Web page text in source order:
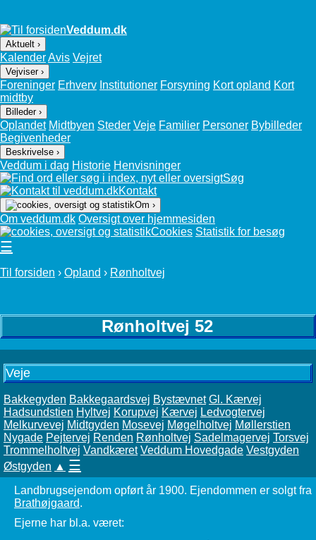
Veddum.dk
Aktuelt ›
KalenderAvis Vejret
Vejviser ›
Foreninger Erhverv Institutioner Forsyning Kort opland Kort
midtby
Billeder ›
Oplandet Midtbyen Steder Veje Familier Personer Bybilleder
Begivenheder
Beskrivelse ›
Veddum i dag Historie Henvisninger
Søg
Kontakt
Om ›
Om veddum.dk Oversigt over hjemmesiden
Cookies Statistik for besøg
☰
Til forsiden › Opland › Rønholtvej
Rønholtvej 52
Veje
Bakkegyden Bakkegaardsvej Bystævnet Gl. Kærvej
Hadsundstien Hyltvej Korupvej Kærvej Ledvogtervej
Melkurvevej Midtgyden Mosevej Møgelholtvej Møllerstien
Nygade Pejtervej Renden Rønholtvej Sadelmagervej Torsvej
Trommelholtvej Vandkæret Veddum Hovedgade Vestgyden
Østgyden ▲ ☰
Landbrugsejendom opført år 1900. Ejendommen er solgt fra
Brathøjgaard.
Ejerne har bl.a. været: